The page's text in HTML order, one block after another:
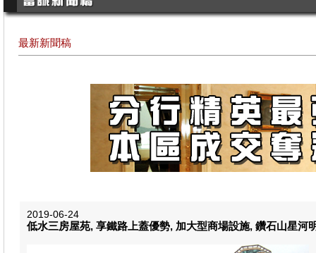
最新新聞稿
2019-06-24
低水三房屋苑, 享鐵路上蓋優勢, 加大型商場設施, 鑽石山星河